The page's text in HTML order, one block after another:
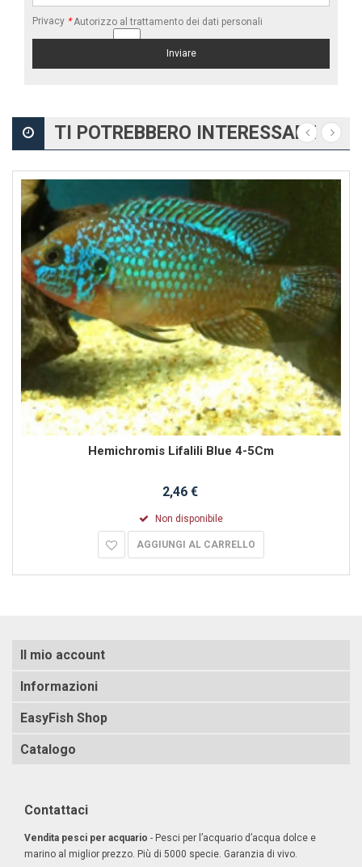
Privacy * Autorizzo al trattamento dei dati personali
TI POTREBBERO INTERESSARE
Hemichromis Lifalili Blue 4-5Cm
2,46 €
Non disponibile
AGGIUNGI AL CARRELLO
Il mio account
Informazioni
EasyFish Shop
Catalogo
Contattaci
Vendita pesci per acquario - Pesci per l’acquario d’acqua dolce e
marino al miglior prezzo. Più di 5000 specie. Garanzia di vivo.